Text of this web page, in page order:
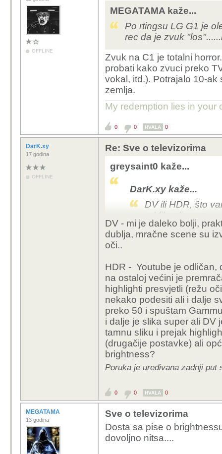
OFFLINE
MEGATAMA kaže...
Po rtingsu LG G1 je
rec da je zvuk
Zvuk na C1 je totalni
probati kako zvuci preko
vokal, itd.). Potrajalo 10-
zemlja.
My redemption lies in your
0 0 HVALA 0
DarK.xy
17 godina
OFFLINE
Re: Sve o televizorima
greysaint0 kaže...
DarK.xy kaže...
DV ili HDR, što
od filma/izvora..
TV bio HDR10/10+
tjera u DV.
Doduše ovaj komentar stoji samo
XsX jako loša - puno ljudi se žali
developera ne zna niti ispravno
"srećom" nisam niti time previše
MEGATAMA kaže...
Dosta dobar deal
series S 🥂
Sama konzola je
Živjela nam dugo država
dealove
DV - mi je daleko bolji,
dublja, mračne scene su
oči..
HDR - Youtube je odličan,
na ostaloj većini je
highlighti presvjetli (režu
nekako podesiti ali i dalje
preko 50 i spuštam
i dalje je slika super ali DV
tamnu sliku i prejak
(drugačije postavke) ali
brightness?
Poruka je uređivana zadnji put
0 0 HVALA 0
MEGATAMA
13 godina
Sve o televizorima
Dosta sa pise o
dovoljno nitsa....